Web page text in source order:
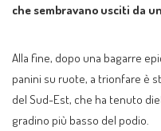
che sembravano usciti da
Alla fine, dopo una bagarre
panini su ruote, a trionfare è
del Sud-Est, che ha tenuto
gradino più basso del podio.